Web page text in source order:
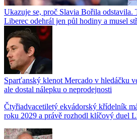
Ukazuje se, proč Slavia Bořila odstavila.
Liberec odehrál jen půl hodiny a musel
Sparťanský klenot Mercado v hledáčku
ale dostal nálepku o neprodejnosti
Čtyřiadvacetiletý ekvádorský křídelník
roku 2029 a právě rozhodl klíčový duel